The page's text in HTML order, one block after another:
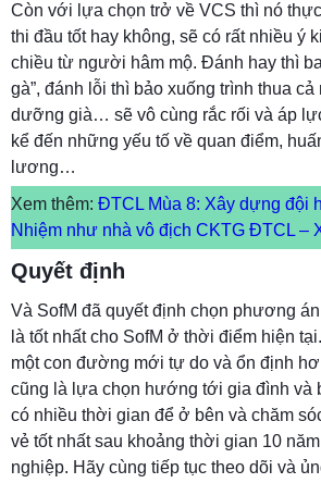
Còn với lựa chọn trở về VCS thì nó
thi đầu tốt hay không, sẽ có rất nhiều ý
chiều từ người hâm mộ. Đánh hay thì
gà”, đánh lỗi thì bảo xuống trình thua
dưỡng già… sẽ vô cùng rắc rối và áp
kể đến những yếu tố về quan điểm,
lương…
Xem thêm: ĐTCL Mùa 8: Xây dựng đội
Nhiệm như nhà vô địch CKTG ĐTCL –
Quyết định
Và SofM đã quyết định chọn phương
là tốt nhất cho SofM ở thời điểm hiện
một con đường mới tự do và ổn định
cũng là lựa chọn hướng tới gia đình và
có nhiều thời gian để ở bên và chăm
vẻ tốt nhất sau khoảng thời gian 10
nghiệp. Hãy cùng tiếp tục theo dõi và